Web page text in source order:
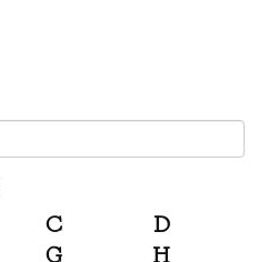
C
D
G H